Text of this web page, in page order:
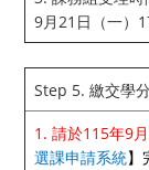
9月21日（一）
Step 5. 繳交學
1. 請於115年9
選課申請系統】